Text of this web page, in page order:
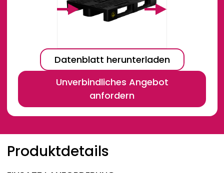
Datenblatt herunterladen
Unverbindliches Angebot
anfordern
Breadcrumb
Produktdetails